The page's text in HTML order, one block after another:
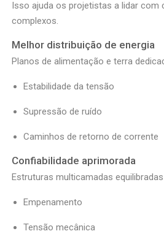
Isso ajuda os projetistas a lidar com
complexos.
Melhor distribuição de energia
Planos de alimentação e terra
Estabilidade da tensão
Supressão de ruído
Caminhos de retorno de corrente
Confiabilidade aprimorada
Estruturas multicamadas
Empenamento
Tensão mecânica